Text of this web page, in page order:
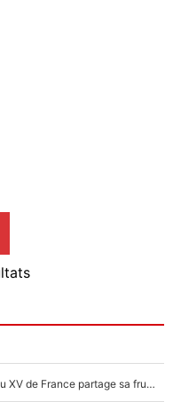
Mis de côté par Fabien Galthié, un joueur du XV de France partage sa frustration : «ils ne me l’ont pas dit tout de suite»